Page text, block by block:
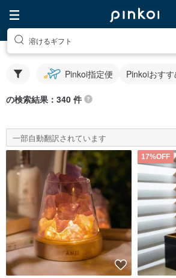
溶けるギフト
Pinkoi指定便 Pinkoiおすす
の検索結果：340 件
一部自動翻訳されています
17%OFF